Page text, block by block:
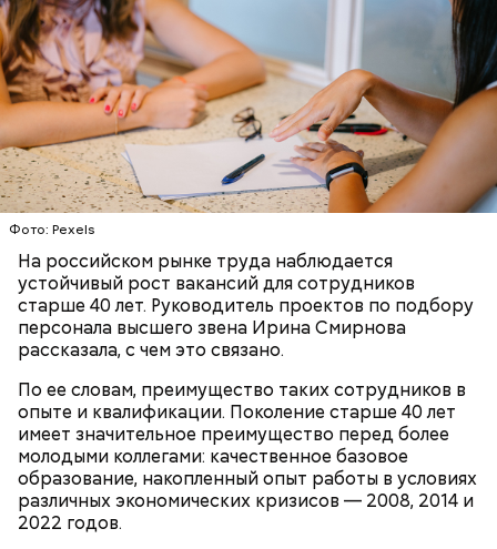
Фото: Pexels
На российском рынке труда наблюдается
устойчивый рост вакансий для сотрудников
старше 40 лет. Руководитель проектов по подбору
персонала высшего звена Ирина Смирнова
рассказала, с чем это связано.
По ее словам, преимущество таких сотрудников в
опыте и квалификации. Поколение старше 40 лет
имеет значительное преимущество перед более
молодыми коллегами: качественное базовое
образование, накопленный опыт работы в условиях
различных экономических кризисов — 2008, 2014 и
2022 годов.
Ингредиенты:
Ранние плоды, по словам врача, лучше не есть:
беременным, кормящим женщинам;
людям с ослабленной иммунной системой;
пожилым;
детям.